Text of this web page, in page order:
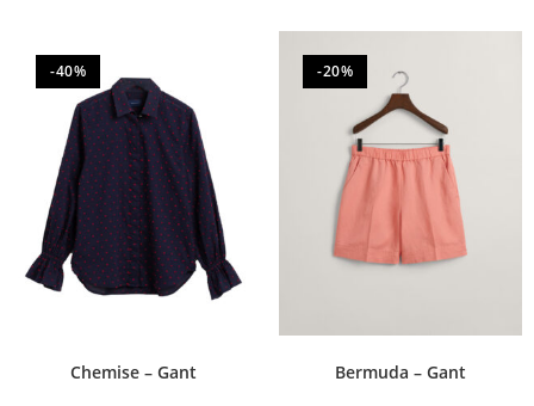
-40%
Chemise – Gant
-20%
Bermuda – Gant